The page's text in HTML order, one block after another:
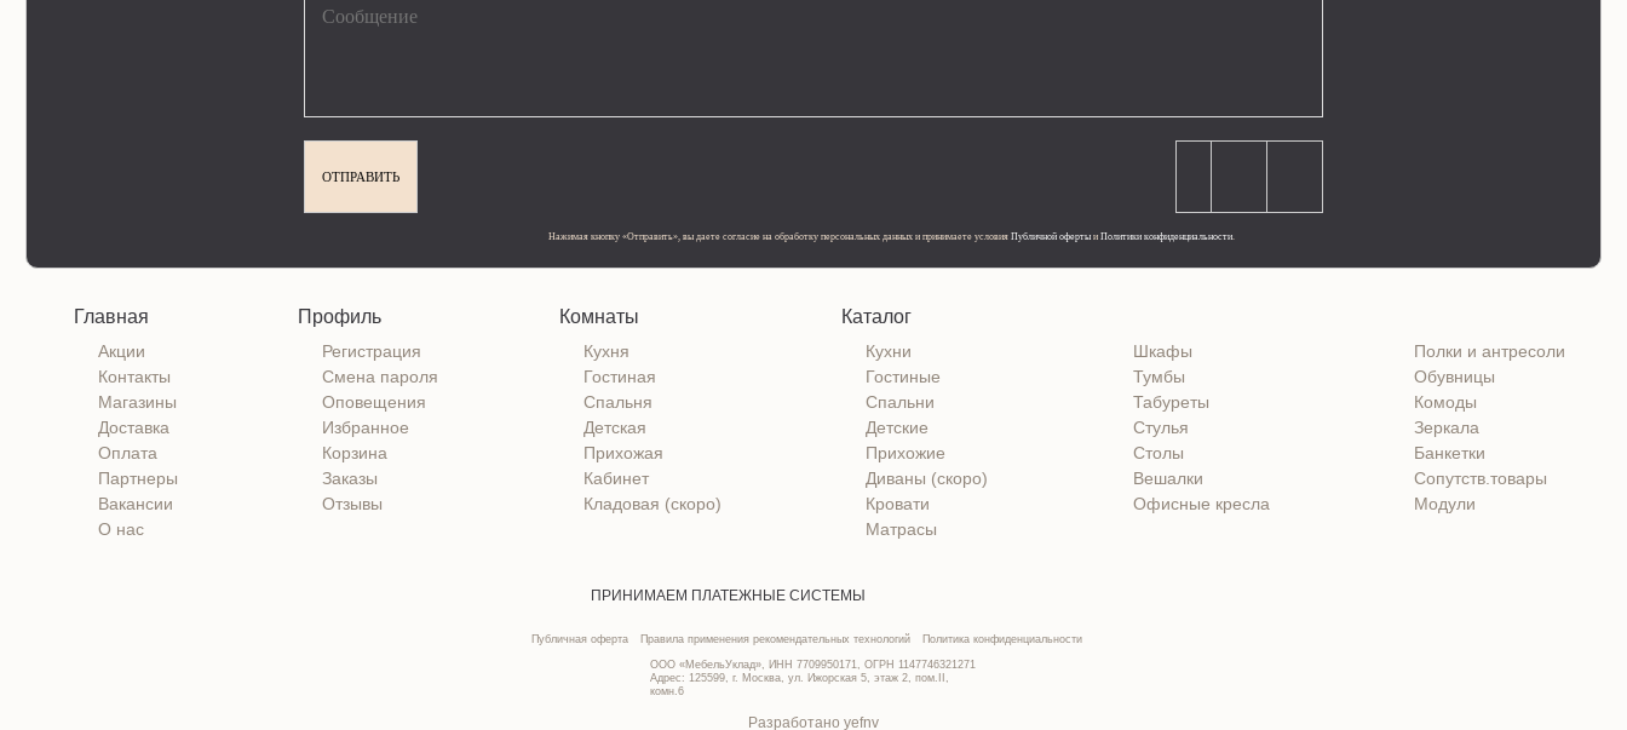
Нажимая кнопку «Отправить», вы даете согласие на обработку персональных данных и принимаете условияПубличной оферты иПолитики конфиденциальности
Главная
Акции
Контакты
Магазины
Доставка
Оплата
Партнеры
Вакансии
О нас
Профиль
Регистрация
Смена пароля
Оповещения
Избранное
Корзина
Заказы
Отзывы
Комнаты
Кухня
Гостиная
Спальня
Детская
Прихожая
Кабинет
Кладовая (скоро)
Каталог
Кухни
Гостиные
Спальни
Детские
Прихожие
Диваны (скоро)
Кровати
Матрасы
Шкафы
Тумбы
Табуреты
Стулья
Столы
Вешалки
Офисные кресла
Полки и антресоли
Обувницы
Комоды
Зеркала
Банкетки
Сопутств.товары
Модули
ПРИНИМАЕМ ПЛАТЕЖНЫЕ СИСТЕМЫ
Публичная оферта Правила применения рекомендательных технологий Политика конфиденциальности
ООО «МебельУклад», ИНН 7709950171, ОГРН 1147746321271
Адрес: 125599, г. Москва, ул. Ижорская 5, этаж 2, пом.II,
комн.6
Разработано yefnv